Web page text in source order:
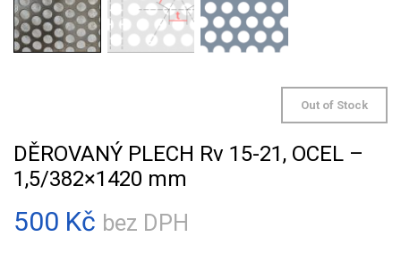
Out of Stock
DĚROVANÝ PLECH Rv 15-21, OCEL –
1,5/382×1420 mm
500 Kč bez DPH